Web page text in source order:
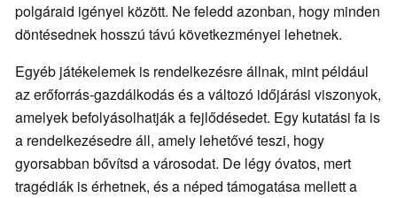
polgáraid igényei között. Ne feledd azonban, hogy minden
döntésednek hosszú távú következményei lehetnek.
Egyéb játékelemek is rendelkezésre állnak, mint például
az erőforrás-gazdálkodás és a változó időjárási viszonyok,
amelyek befolyásolhatják a fejlődésedet. Egy kutatási fa is
a rendelkezésedre áll, amely lehetővé teszi, hogy
gyorsabban bővítsd a városodat. De légy óvatos, mert
tragédiák is érhetnek, és a néped támogatása mellett a